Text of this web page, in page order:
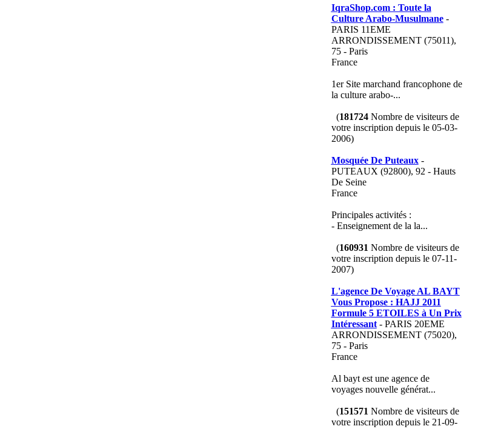
IqraShop.com : Toute la
Culture Arabo-Musulmane-
PARIS 11EME
ARRONDISSEMENT (75011),
75 - Paris
France
1er Site marchand francophone de
la culture arabo-...
(181724Nombre de visiteurs de
votre inscription depuis le 05-03-
2006)
Mosquée De Puteaux-
PUTEAUX (92800), 92 - Hauts
De Seine
France
Principales activités :
- Enseignement de la la...
(160931 Nombre de visiteurs de
votre inscription depuis le 07-11-
2007)
L'agence De Voyage AL BAYT
Vous Propose : HAJJ 2011
Formule 5 ETOILES à Un Prix
Intéressant- PARIS 20EME
ARRONDISSEMENT (75020),
75 - Paris
France
Al bayt est une agence de
voyages nouvelle générat...
(151571 Nombre de visiteurs de
votre inscription depuis le 21-09-